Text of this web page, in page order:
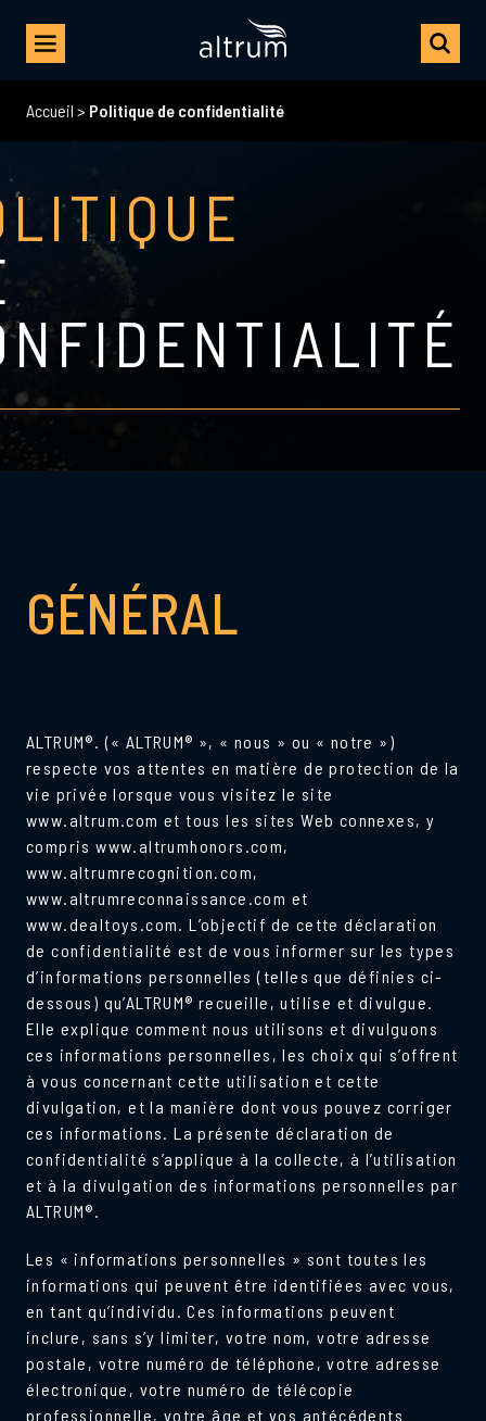
Accueil > Politique de confidentialité
GÉNÉRAL
ALTRUM®. (« ALTRUM® », « nous » ou « notre »)
respecte vos attentes en matière de protection de la
vie privée lorsque vous visitez le site
www.altrum.com et tous les sites Web connexes, y
compris www.altrumhonors.com,
www.altrumrecognition.com,
www.altrumreconnaissance.com et
www.dealtoys.com. L’objectif de cette déclaration
de confidentialité est de vous informer sur les types
d’informations personnelles (telles que définies ci-
dessous) qu’ALTRUM® recueille, utilise et divulgue.
Elle explique comment nous utilisons et divulguons
ces informations personnelles, les choix qui s’offrent
à vous concernant cette utilisation et cette
divulgation, et la manière dont vous pouvez corriger
ces informations. La présente déclaration de
confidentialité s’applique à la collecte, à l’utilisation
et à la divulgation des informations personnelles par
ALTRUM®.
Les « informations personnelles » sont toutes les
informations qui peuvent être identifiées avec vous,
en tant qu’individu. Ces informations peuvent
inclure, sans s’y limiter, votre nom, votre adresse
postale, votre numéro de téléphone, votre adresse
électronique, votre numéro de télécopie
professionnelle, votre âge et vos antécédents